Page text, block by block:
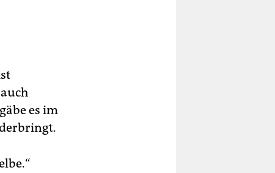
es im